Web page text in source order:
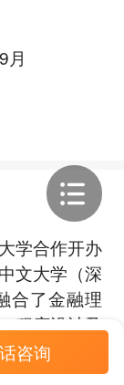
9月
学合作开办
文大学（深
合了金融理
程序设计及
术，为立志
理与策略咨
咨询